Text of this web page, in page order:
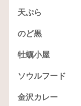
天ぷら
のど黒
牡蠣小屋
ソウルフード
金沢カレー